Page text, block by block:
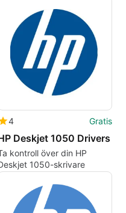
4 Gratis
Deskjet 1050 Drivers
kontroll över din HP
1050-skrivare